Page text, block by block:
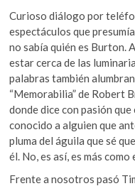
Curioso diálogo por
espectáculos que
no sabía quién es Burton.
estar cerca de las
palabras también
“Memorabilia” de Robert
donde dice con pasión
conocido a alguien que
pluma del águila que sé
él. No, es así, es más como
Frente a nosotros pasó